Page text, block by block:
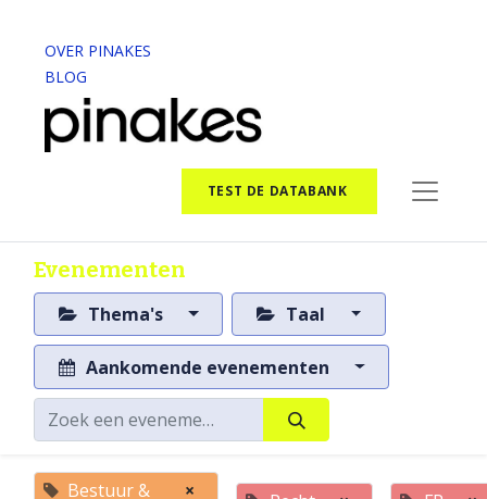
OVER PINAKES
BLOG
TEST DE DATABANK
Evenementen
Thema's Taal
Aankomende evenementen
Bestuur &
×